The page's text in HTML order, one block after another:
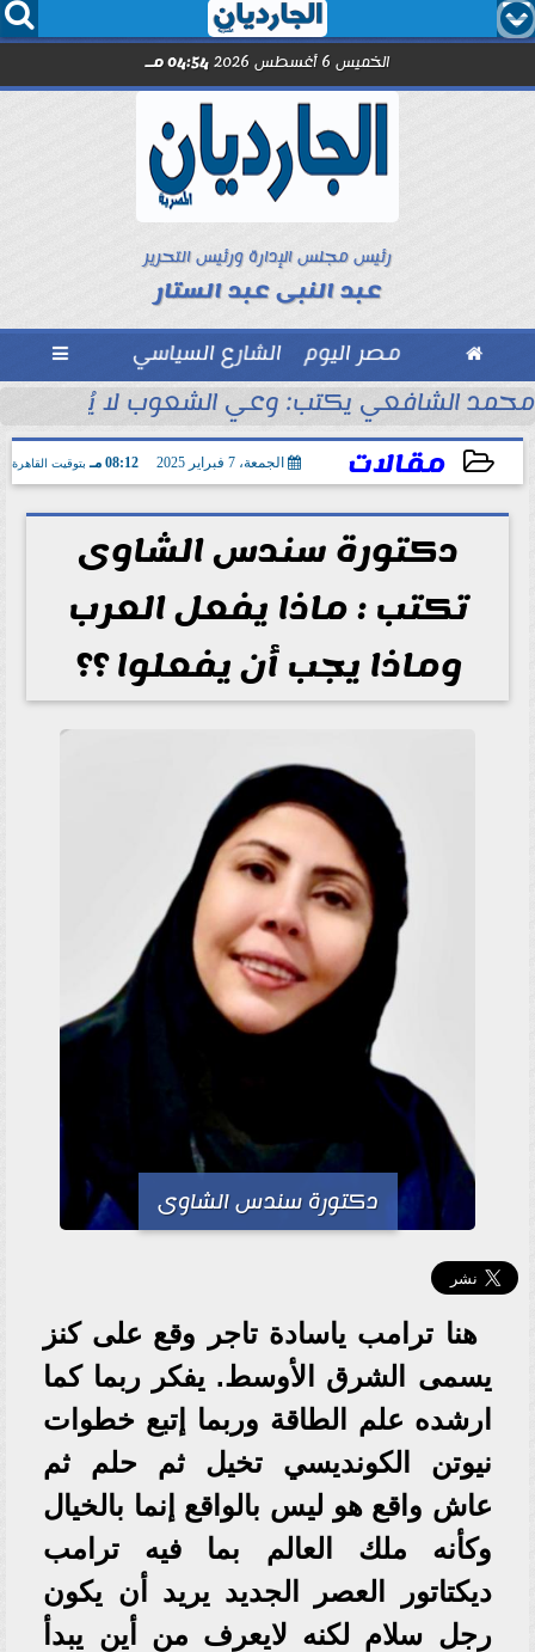
  
الخميس 6 أغسطس 2026 04:54 مـ
رئيس مجلس الإدارة ورئيس التحرير
عبد النبى عبد الستار
 مصر اليوم الشارع السياسي 
صلاح.. اليوم
محمد الشافعي يكتب: وعي الشعوب لا يُقاس
مقالات الجمعة، 7 فبراير 2025 08:12 مـ بتوقيت القاهرة
2025-02-07 20:12:59
دكتورة سندس الشاوى
تكتب : ماذا يفعل العرب
وماذا يجب أن يفعلوا ؟؟
دكتورة سندس الشاوى
هنا ترامب ياسادة تاجر وقع على كنز
يسمى الشرق الأوسط. يفكر ربما كما
ارشده علم الطاقة وربما إتبع خطوات
نيوتن الكونديسي تخيل ثم حلم ثم
عاش واقع هو ليس بالواقع إنما بالخيال
وكأنه ملك العالم بما فيه ترامب
ديكتاتور العصر الجديد يريد أن يكون
رجل سلام لكنه لايعرف من أين يبدأ